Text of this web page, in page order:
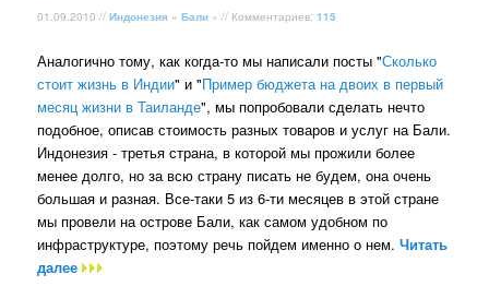
01.09.2010 //Индонезия »Бали » // Комментариев:115
Аналогично тому, как когда-то мы написали посты "Сколько
стоит жизнь в Индии" и "Пример бюджета на двоих в первый
месяц жизни в Таиланде", мы попробовали сделать нечто
подобное, описав стоимость разных товаров и услуг на Бали.
Индонезия - третья страна, в которой мы прожили более
менее долго, но за всю страну писать не будем, она очень
большая и разная. Все-таки 5 из 6-ти месяцев в этой стране
мы провели на острове Бали, как самом удобном по
инфраструктуре, поэтому речь пойдем именно о нем.Читать
далее